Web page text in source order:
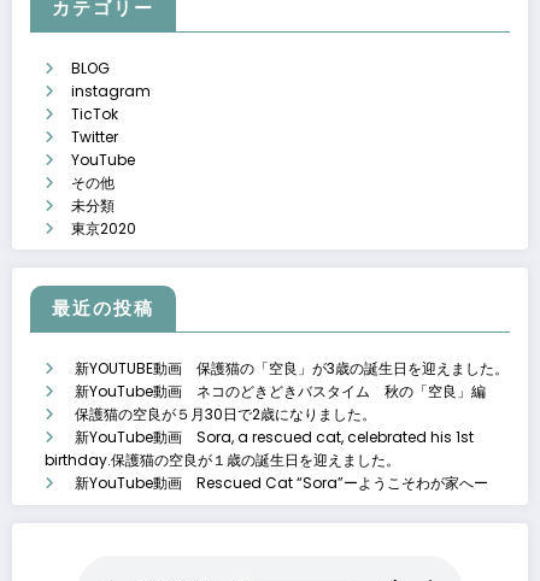
カテゴリー
BLOG
instagram
TicTok
Twitter
YouTube
その他
未分類
東京2020
最近の投稿
新YOUTUBE動画 保護猫の「空良」が3歳の誕生日を迎えました。
新YouTube動画 ネコのどきどきバスタイム 秋の「空良」編
保護猫の空良が５月30日で2歳になりました。
新YouTube動画 Sora, a rescued cat, celebrated his 1st
birthday.保護猫の空良が１歳の誕生日を迎えました。
新YouTube動画 Rescued Cat “Sora”ーようこそわが家へー